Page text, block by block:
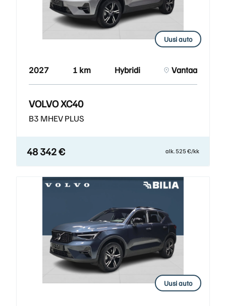
Uusi auto
2027 1 km Hybridi Vantaa
VOLVO XC40
B3 MHEV PLUS
48 342 € alk. 525 €/kk
Uusi auto